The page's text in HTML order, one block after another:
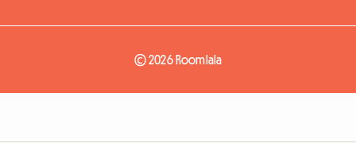
© 2026 Roomlala